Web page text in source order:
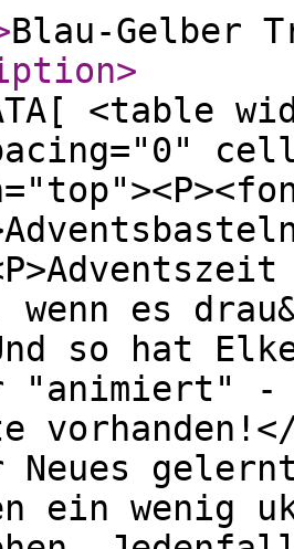
Blau-Gelber
>
<table
es
so hat
"animiert" -
Neues
ein wenig